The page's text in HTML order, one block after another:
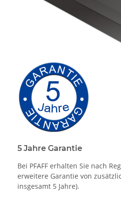
5 Jahre Garantie
Bei PFAFF erhalten Sie nach
erweitere Garantie von
insgesamt 5 Jahre).